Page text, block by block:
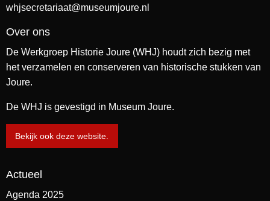
whjsecretariaat@museumjoure.nl
Over ons
De Werkgroep Historie Joure (WHJ) houdt zich bezig met
het verzamelen en conserveren van historische stukken van
Joure.
De WHJ is gevestigd in Museum Joure.
Bekijk ook deze website.
Actueel
Agenda 2025